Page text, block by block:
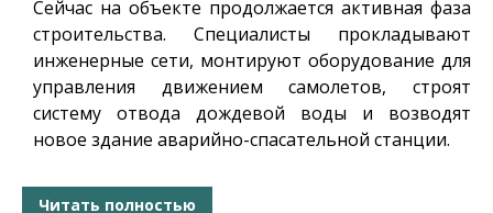
Сейчас на объекте продолжается активная фаза
строительства. Специалисты прокладывают
инженерные сети, монтируют оборудование для
управления движением самолетов, строят
систему отвода дождевой воды и возводят
новое здание аварийно-спасательной станции.
Читать полностью